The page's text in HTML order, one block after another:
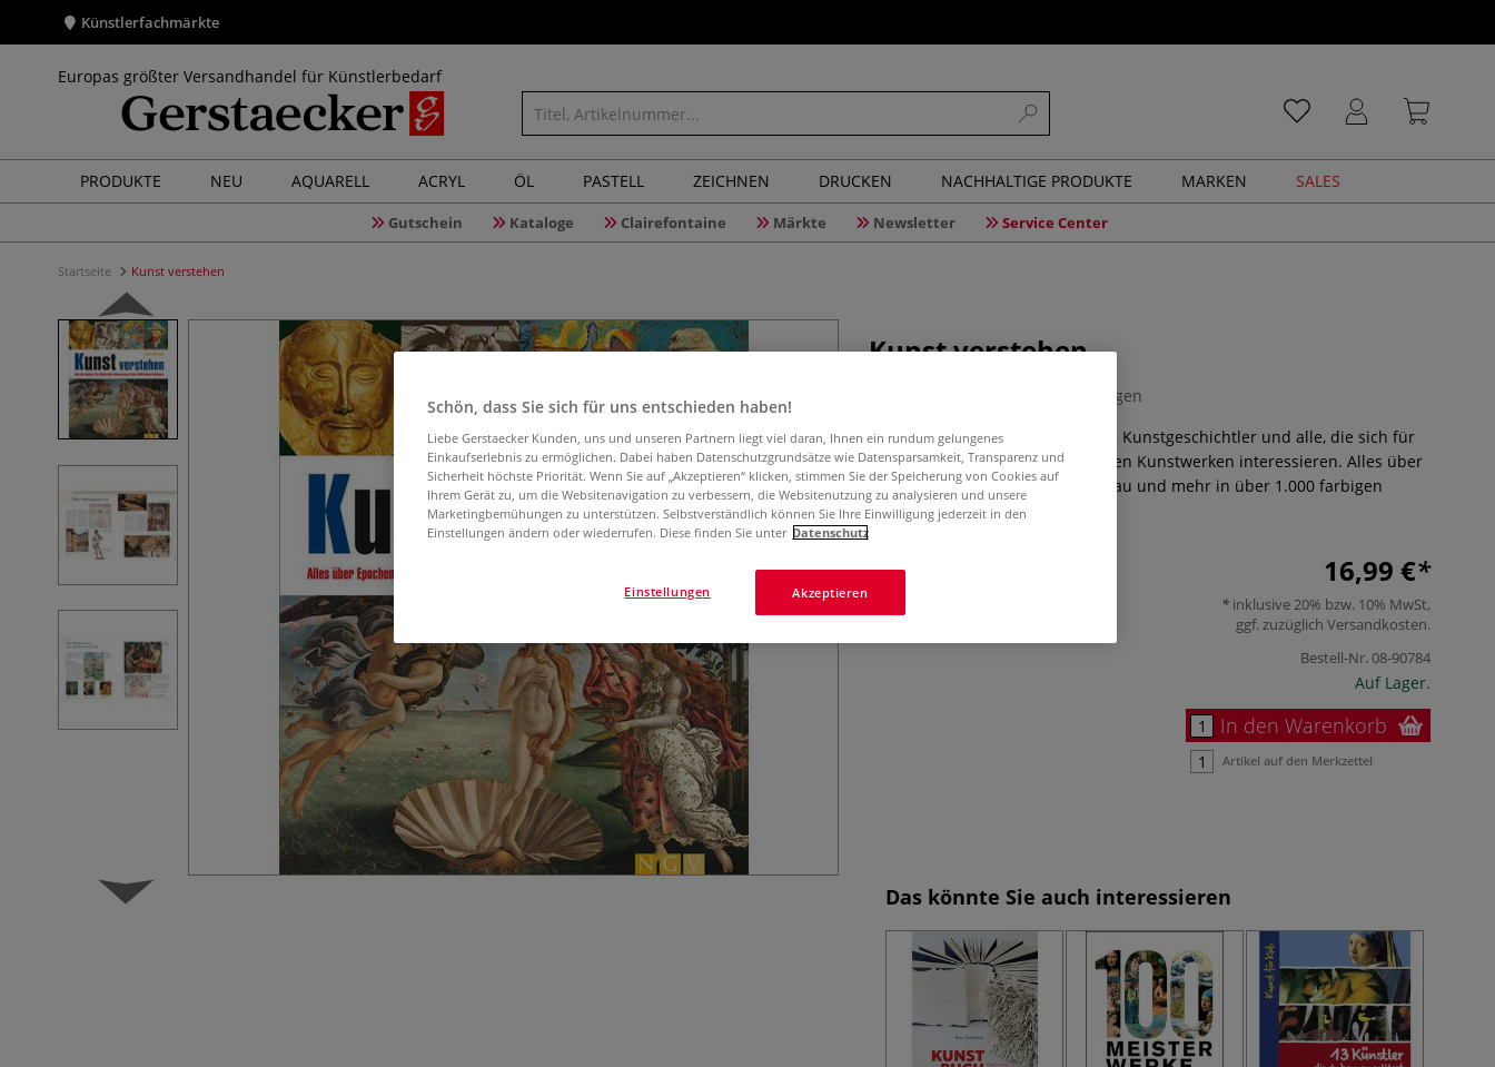
Künstlerfachmärkte
Europas größter Versandhandel für Künstlerbedarf
PRODUKTE NEU AQUARELL ACRYL ÖL PASTELL ZEICHNEN DRUCKEN NACHHALTIGE PRODUKTE MARKEN SALES
Gutschein Kataloge Clairefontaine Märkte Newsletter Service Center
Startseite Kunst verstehen
Kunst verstehen
0 Bewertungen
Für Kunstbegeisterte, angehende Kunstgeschichtler und alle, die sich für
die Geheimnisse hinter berühmten Kunstwerken interessieren. Alles über
Epochen, Stile, Bildsprache, Aufbau und mehr in über 1.000 farbigen
Abbildungen.
Mehr
16,99 €
inklusive 20% bzw. 10% MwSt,
ggf. zuzüglich Versandkosten.
Bestell-Nr.08-90784
Auf Lager.
In den Warenkorb
Artikel auf den Merkzettel
Das könnte Sie auch interessieren
Schön, dass Sie sich für uns entschieden haben!
Liebe Gerstaecker Kunden, uns und unseren Partnern liegt viel daran, Ihnen ein rundum gelungenes
Einkaufserlebnis zu ermöglichen. Dabei haben Datenschutzgrundsätze wie Datensparsamkeit, Transparenz und
Sicherheit höchste Priorität. Wenn Sie auf „Akzeptieren“ klicken, stimmen Sie der Speicherung von Cookies auf
Ihrem Gerät zu, um die Websitenavigation zu verbessern, die Websitenutzung zu analysieren und unsere
Marketingbemühungen zu unterstützen. Selbstverständlich können Sie Ihre Einwilligung jederzeit in den
Einstellungen ändern oder wiederrufen. Diese finden Sie unter Datenschutz
Akzeptieren
Einstellungen